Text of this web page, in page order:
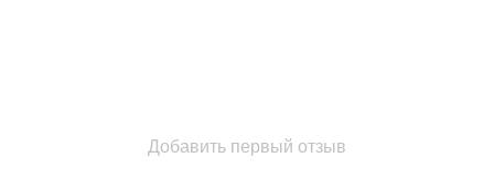
Добавить первый отзыв